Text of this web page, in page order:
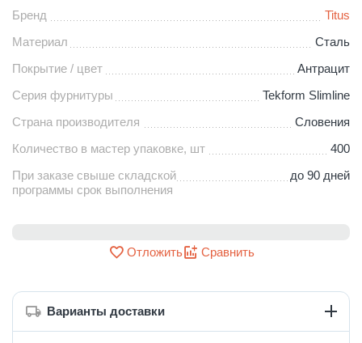
Бренд
Titus
Материал
Сталь
Покрытие / цвет
Антрацит
Серия фурнитуры
Tekform Slimline
Страна производителя
Словения
Количество в мастер упаковке, шт
400
При заказе свыше складской
программы срок выполнения
до 90 дней
Отложить Сравнить
Варианты доставки